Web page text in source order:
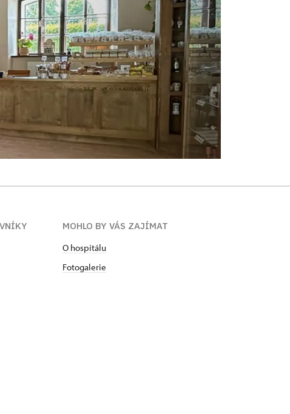
MOHLO BY VÁS ZAJÍMAT
O hospitálu
Fotogalerie